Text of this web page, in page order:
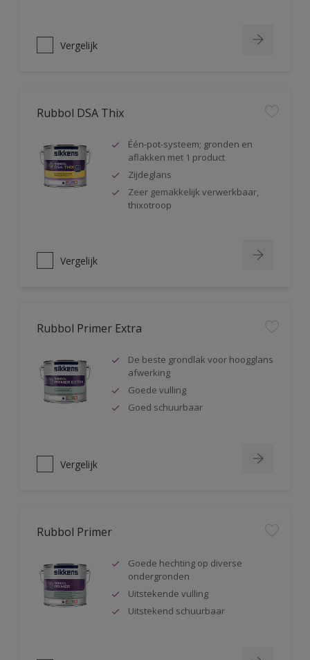
Vergelijk
Rubbol DSA Thix
Één-pot-systeem; gronden en
aflakken met 1 product
Zijdeglans
Zeer gemakkelijk verwerkbaar,
thixotroop
Vergelijk
Rubbol Primer Extra
De beste grondlak voor hoogglans
afwerking
Goede vulling
Goed schuurbaar
Vergelijk
Rubbol Primer
Goede hechting op diverse
ondergronden
Uitstekende vulling
Uitstekend schuurbaar